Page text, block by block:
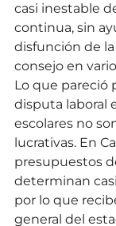
casi inestable
continua, sin
disfunción de
consejo en
Lo que pareció
disputa laboral
escolares no
lucrativas. En
presupuestos
determinan
por lo que
general del